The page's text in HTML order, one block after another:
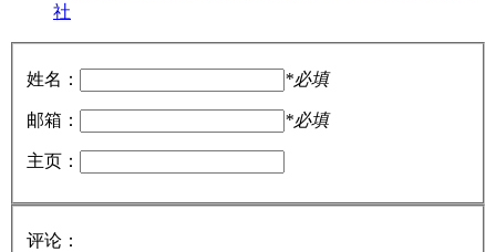
社
姓名： *必填
邮箱： *必填
主页：
评论：